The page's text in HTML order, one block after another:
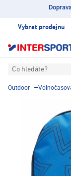
Vybrat prodejnu
Co hledáte?
Outdoor